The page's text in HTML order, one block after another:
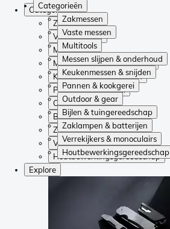
Categorieën
Zakmessen
Vaste messen
Multitools
Messen slijpen & onderhoud
Keukenmessen & snijden
Pannen & kookgerei
Outdoor & gear
Bijlen & tuingereedschap
Zaklampen & batterijen
Verrekijkers & monoculairs
Houtbewerkingsgereedschap
Categorieën
Zakmessen
Vaste messen
Multitools
Messen slijpen & onderhoud
Keukenmessen & snijden
Pannen & kookgerei
Outdoor & gear
Bijlen & tuingereedschap
Zaklampen & batterijen
Verrekijkers & monoculairs
Houtbewerkingsgereedschap
Explore